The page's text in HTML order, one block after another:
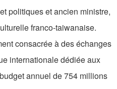
politiques et ancien ministre,
franco-taiwanaise.
consacrée à des échanges
internationale dédiée aux
annuel de 754 millions